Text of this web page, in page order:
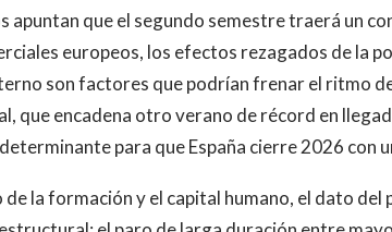
apuntan que el segundo semestre traerá un
europeos, los efectos rezagados de la
son factores que podrían frenar el ritmo
que encadena otro verano de récord en
para que España cierre 2026 con
de la formación y el capital humano, el dato